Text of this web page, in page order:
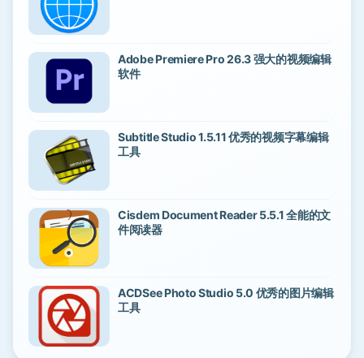
Adobe Premiere Pro 26.3 强大的视频编辑
软件
Subtitle Studio 1.5.11 优秀的视频字幕编辑
工具
Cisdem Document Reader 5.5.1 全能的文
件阅读器
ACDSee Photo Studio 5.0 优秀的图片编辑
工具